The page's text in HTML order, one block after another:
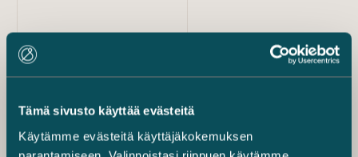
Tämä sivusto käyttää evästeitä
Käytämme evästeitä käyttäjäkokemuksen